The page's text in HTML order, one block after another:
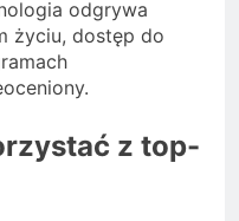
odgrywa
życiu, dostęp do
z top-